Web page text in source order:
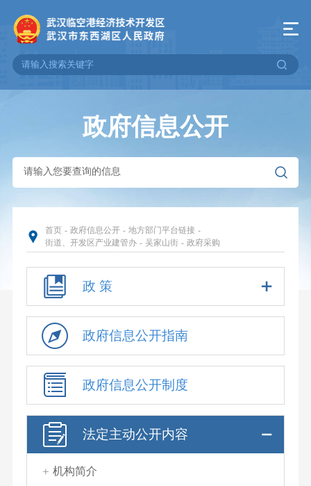
政府信息公开
首页 - 政府信息公开 - 地方部门平台链接 -
街道、开发区产业建管办 - 吴家山街 - 政府采购
政 策
政府信息公开指南
政府信息公开制度
法定主动公开内容
机构简介